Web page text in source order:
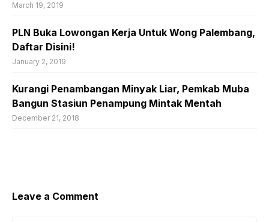
March 19, 2019
PLN Buka Lowongan Kerja Untuk Wong Palembang,
Daftar Disini!
January 2, 2019
Kurangi Penambangan Minyak Liar, Pemkab Muba
Bangun Stasiun Penampung Mintak Mentah
December 21, 2018
Leave a Comment